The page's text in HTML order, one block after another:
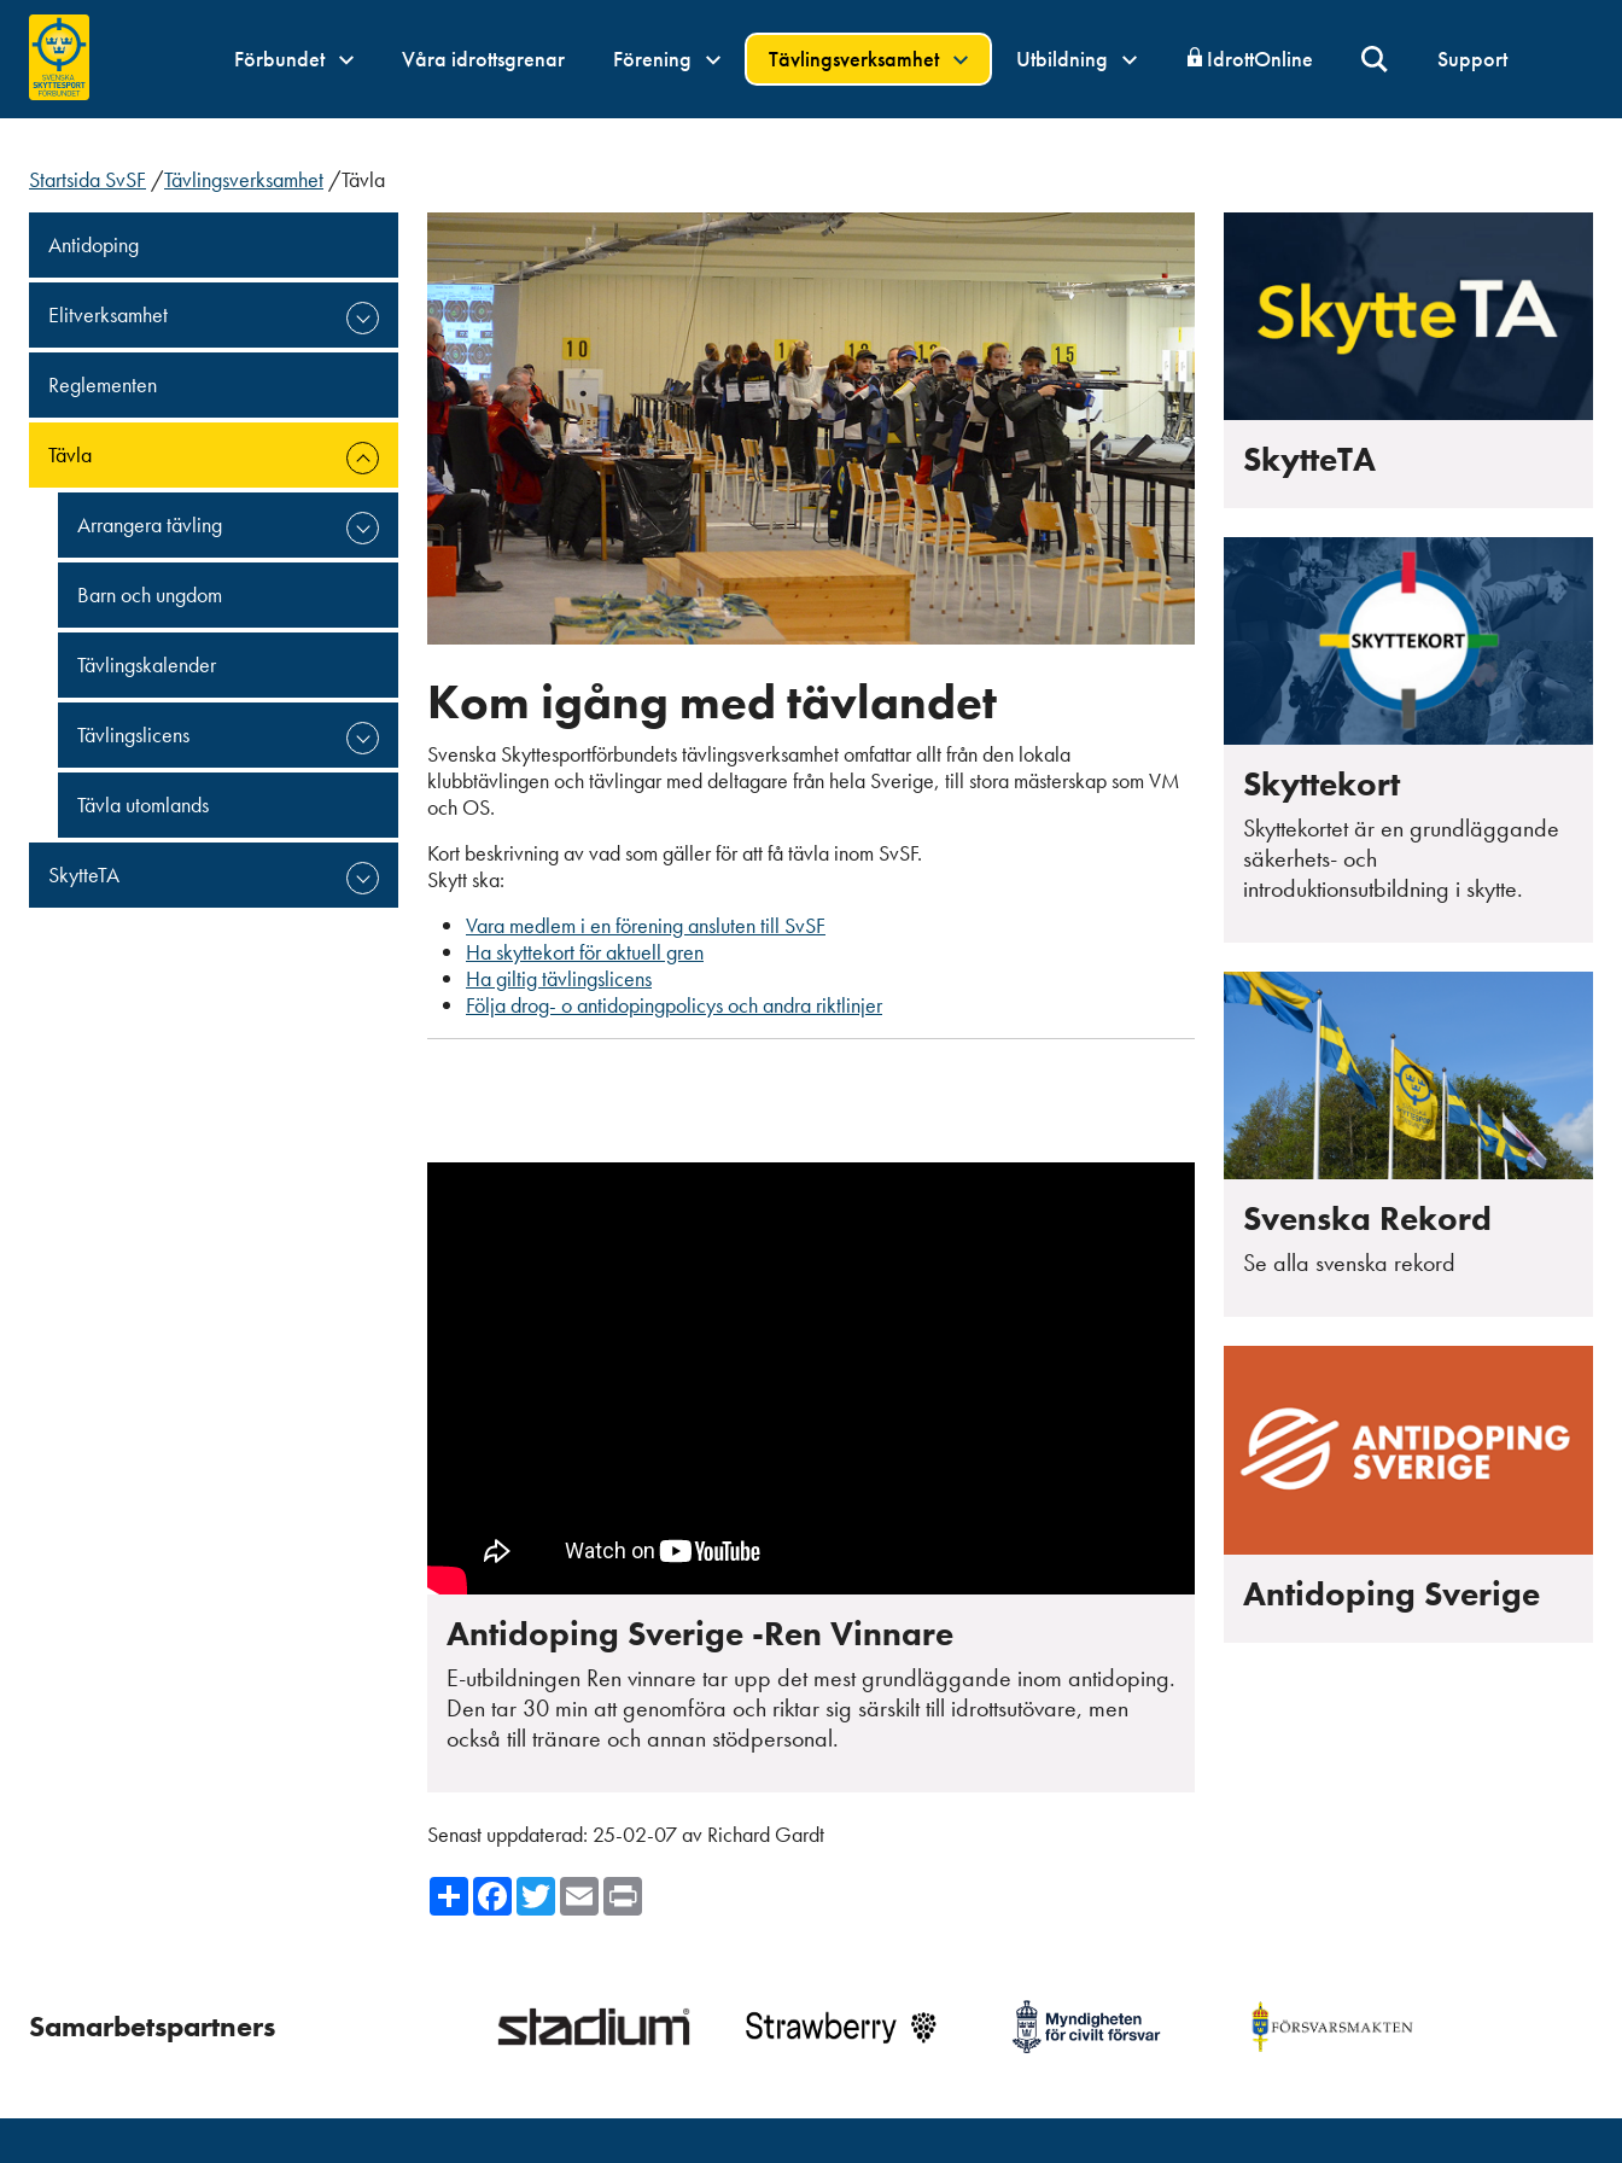
Förbundet Våra idrottsgrenar Förening Tävlingsverksamhet Utbildning IdrottOnline Support
Startsida SvSF /Tävlingsverksamhet /Tävla
Antidoping
Elitverksamhet
Reglementen
Tävla
Arrangera tävling
Barn och ungdom
Tävlingskalender
Tävlingslicens
Tävla utomlands
SkytteTA
Kom igång med tävlandet
Svenska Skyttesportförbundets tävlingsverksamhet omfattar allt från den lokala
klubbtävlingen och tävlingar med deltagare från hela Sverige, till stora mästerskap som VM
och OS.
Kort beskrivning av vad som gäller för att få tävla inom SvSF.
Skytt ska:
Vara medlem i en förening ansluten till SvSF
Ha skyttekort för aktuell gren
Ha giltig tävlingslicens
Följa drog- o antidopingpolicys och andra riktlinjer
Antidoping Sverige -Ren Vinnare
E-utbildningen Ren vinnare tar upp det mest grundläggande inom antidoping.
Den tar 30 min att genomföra och riktar sig särskilt till idrottsutövare, men
också till tränare och annan stödpersonal.
Senast uppdaterad: 25-02-07av Richard Gardt
ShareFacebook
TwitterEmail
SkytteTA
Skyttekort
Skyttekortet är en grundläggande
säkerhets- och
introduktionsutbildning i skytte.
Svenska Rekord
Se alla svenska rekord
Antidoping Sverige
Samarbetspartners